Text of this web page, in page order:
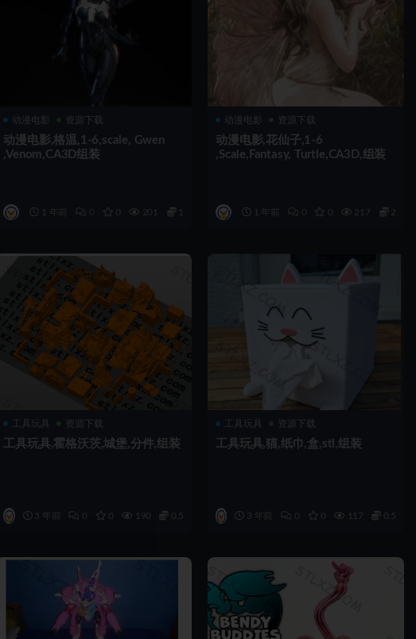
动漫电影 资源下载
动漫电影,格温,1-6,scale, Gwen
,Venom,CA3D组装
1 年前 0 0 201 1
动漫电影 资源下载
动漫电影,花仙子,1-6
,Scale,Fantasy, Turtle,CA3D,组装
1 年前 0 0 217 2
工具玩具 资源下载
工具玩具,霍格沃茨,城堡,分件,组装
3 年前 0 0 190 0.5
工具玩具 资源下载
工具玩具,猫,纸巾,盒,stl,组装
3 年前 0 0 117 0.5